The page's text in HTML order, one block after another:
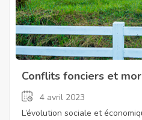
Conflits fonciers et
4 avril 2023
L’évolution sociale et